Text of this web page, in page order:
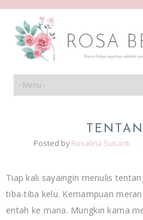
Posted by Rosalina Susanti
Tiap kali sayaingin menulis
tiba-tiba kelu. Kemampuan
entah ke mana. Mungkin karna